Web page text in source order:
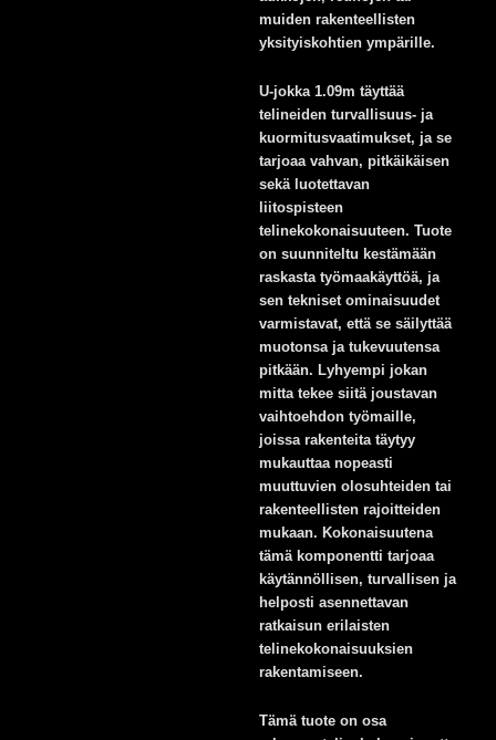
muiden rakenteellisten
yksityiskohtien ympärille.
U-jokka 1.09m täyttää
telineiden turvallisuus- ja
kuormitusvaatimukset, ja se
tarjoaa vahvan, pitkäikäisen
sekä luotettavan
liitospisteen
telinekokonaisuuteen. Tuote
on suunniteltu kestämään
raskasta työmaakäyttöä, ja
sen tekniset ominaisuudet
varmistavat, että se säilyttää
muotonsa ja tukevuutensa
pitkään. Lyhyempi jokan
mitta tekee siitä joustavan
vaihtoehdon työmaille,
joissa rakenteita täytyy
mukauttaa nopeasti
muuttuvien olosuhteiden tai
rakenteellisten rajoitteiden
mukaan. Kokonaisuutena
tämä komponentti tarjoaa
käytännöllisen, turvallisen ja
helposti asennettavan
ratkaisun erilaisten
telinekokonaisuuksien
rakentamiseen.
Tämä tuote on osa